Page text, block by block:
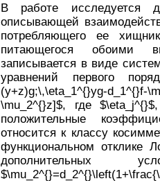
В работе исследуется
описывающей
потребляющего ее
питающегося обоими
записывается в виде
уравнений первого
(y+z)g;\,\eta_1^{}yg-d_1^{}f-
\mu_2^{}z]$, где
положительные
относится к классу
функциональном отклике
дополнительных